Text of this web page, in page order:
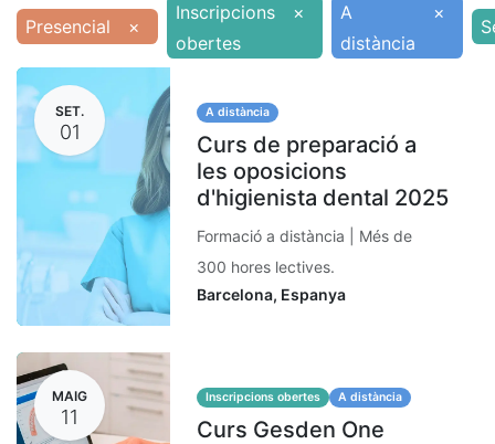
Presencial ×
Inscripcions
obertes
×
A
distància
×
SET.
01
A distància
Curs de preparació a
les oposicions
d'higienista dental 2025
Formació a distància | Més de
300 hores lectives.
Barcelona, Espanya
MAIG
11
Inscripcions obertes A distància
Curs Gesden One